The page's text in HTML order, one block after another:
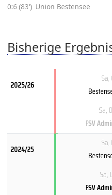
0:6 (83') Union Bestensee
Bisherige
2025/26
Sa,
FSV
2024/25
Sa,
FSV